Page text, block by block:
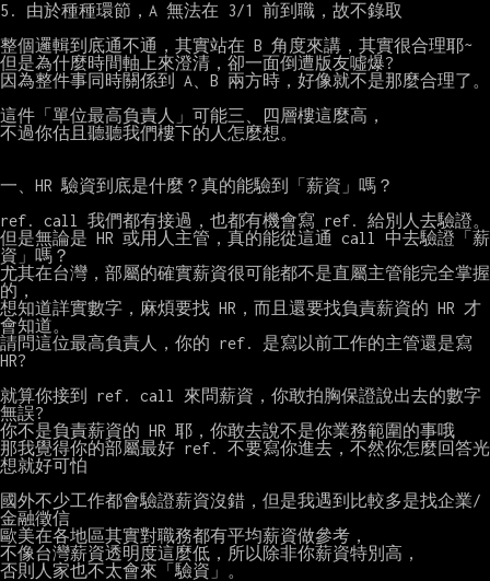
5. 由於種種環節，A 無法在 3/1 前到職，故不錄取
整個邏輯到底通不通，其實站在 B 角度來講，其實很合理耶~
但是為什麼時間軸上來澄清，卻一面倒遭版友噓爆?
因為整件事同時關係到 A、B 兩方時，好像就不是那麼合理了。
這件「單位最高負責人」可能三、四層樓這麼高，
不過你估且聽聽我們樓下的人怎麼想。
一、HR 驗資到底是什麼？真的能驗到「薪資」嗎？
ref. call 我們都有接過，也都有機會寫 ref. 給別人去驗證。
但是無論是 HR 或用人主管，真的能從這通 call 中去驗證「薪
資」嗎？
尤其在台灣，部屬的確實薪資很可能都不是直屬主管能完全掌握
的，
想知道詳實數字，麻煩要找 HR，而且還要找負責薪資的 HR 才
會知道。
請問這位最高負責人，你的 ref. 是寫以前工作的主管還是寫
HR?
就算你接到 ref. call 來問薪資，你敢拍胸保證說出去的數字
無誤?
你不是負責薪資的 HR 耶，你敢去說不是你業務範圍的事哦
那我覺得你的部屬最好 ref. 不要寫你進去，不然你怎麼回答光
想就好可怕
國外不少工作都會驗證薪資沒錯，但是我遇到比較多是找企業/
金融徵信
歐美在各地區其實對職務都有平均薪資做參考，
不像台灣薪資透明度這麼低，所以除非你薪資特別高，
否則人家也不太會來「驗資」。